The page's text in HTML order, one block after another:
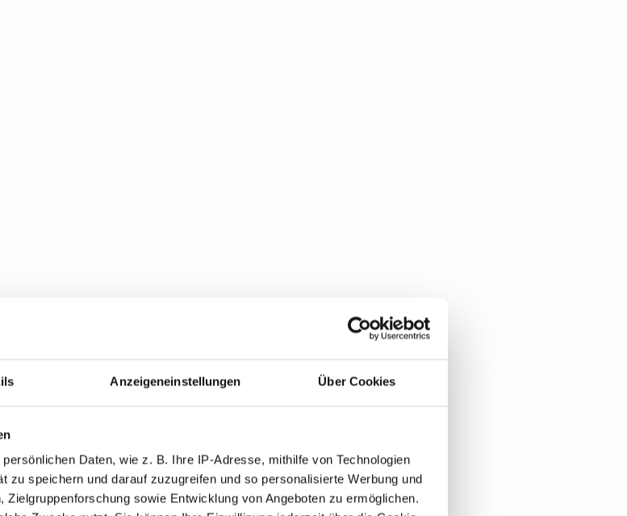
Anzeigeneinstellungen Über Cookies
Daten, wie z. B. Ihre IP-Adresse, mithilfe von Technologien
zu speichern und darauf zuzugreifen und so personalisierte Werbung und
Zielgruppenforschung sowie Entwicklung von Angeboten zu ermöglichen.